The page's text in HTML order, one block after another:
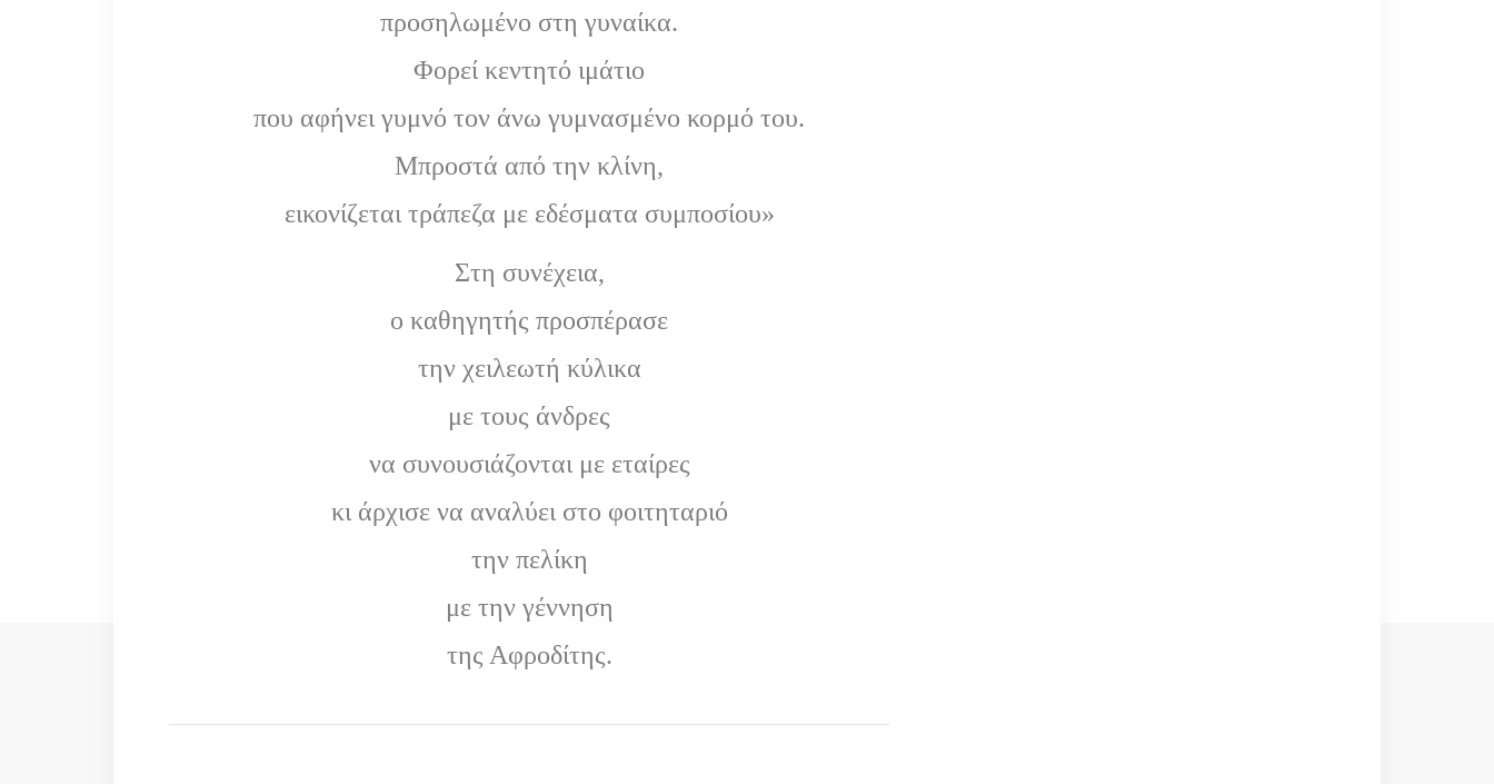
προσηλωμένο στη γυναίκα.
Φορεί κεντητό ιμάτιο
που αφήνει γυμνό τον άνω γυμνασμένο κορμό του.
Μπροστά από την κλίνη,
εικονίζεται τράπεζα με εδέσματα συμποσίου»
Στη συνέχεια,
ο καθηγητής προσπέρασε
την χειλεωτή κύλικα
με τους άνδρες
να συνουσιάζονται με εταίρες
κι άρχισε να αναλύει στο φοιτηταριό
την πελίκη
με την γέννηση
της Αφροδίτης.